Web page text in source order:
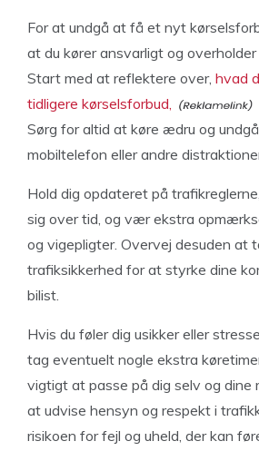
For at undgå at få et nyt
at du kører ansvarligt og
Start med at reflektere over, hvad
tidligere kørselsforbud,
Sørg for altid at køre ædru og
mobiltelefon eller andre
Hold dig opdateret på
sig over tid, og vær ekstra
og vigepligter. Overvej desuden at
trafiksikkerhed for at styrke dine
bilist.
Hvis du føler dig usikker eller
tag eventuelt nogle ekstra
vigtigt at passe på dig selv og dine
at udvise hensyn og respekt i
risikoen for fejl og uheld, der kan